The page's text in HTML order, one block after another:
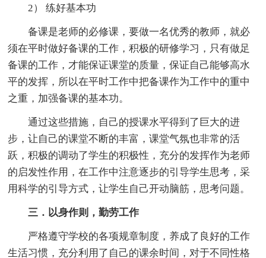
2） 练好基本功
备课是老师的必修课，要做一名优秀的教师，就必
须在平时做好备课的工作，积极的研修学习，只有做足
备课的工作，才能保证课堂的质量，保证自己能够高水
平的发挥，所以在平时工作中把备课作为工作中的重中
之重，加强备课的基本功。
通过这些措施，自己的授课水平得到了巨大的进
步，让自己的课堂不断的丰富，课堂气氛也非常的活
跃，积极的调动了学生的积极性，充分的发挥作为老师
的启发性作用，在工作中注意逐步的引导学生思考，采
用科学的引导方式，让学生自己开动脑筋，思考问题。
三．以身作则，勤劳工作
严格遵守学校的各项规章制度，养成了良好的工作
生活习惯，充分利用了自己的课余时间，对于不同性格